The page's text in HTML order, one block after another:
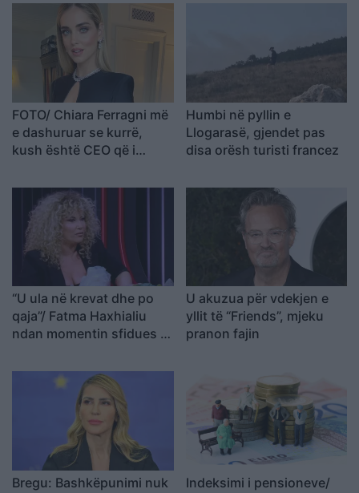
FOTO/ Chiara Ferragni më
e dashuruar se kurrë,
kush është CEO që i
ndarjes
Humbi në pyllin e
Llogarasë, gjendet pas
disa orësh turisti francez
“U ula në krevat dhe po
qaja”/ Fatma Haxhialiu
ndan momentin sfidues të
U akuzua për vdekjen e
yllit të “Friends”, mjeku
pranon fajin
Bregu: Bashkëpunimi nuk
Indeksimi i pensioneve/